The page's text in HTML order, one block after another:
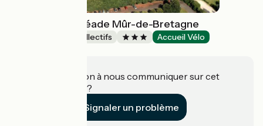
Village Club Miléade Mûr-de-Bretagne
Hébergements collectifs Accueil Vélo
Une information à nous communiquer sur cet
établissement ?
Signaler un problème